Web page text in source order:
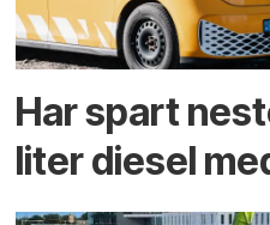
Har spart
liter diesel